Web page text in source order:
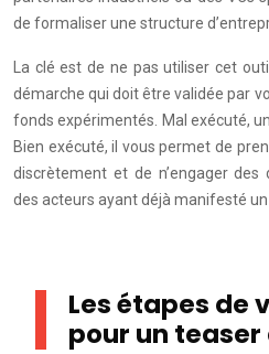
de formaliser une structure
La clé est de ne pas utiliser cet
démarche qui doit être validée par
fonds expérimentés. Mal exécuté,
Bien exécuté, il vous permet de
discrètement et de n’engager des
des acteurs ayant déjà manifesté
Les étapes de
pour un